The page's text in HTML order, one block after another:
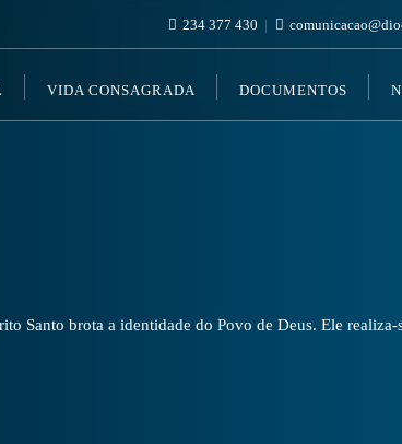
234 377 430
VIDA CONSAGRADA DOCUMENTOS
Santo brota a identidade do Povo de Deus. Ele realiza-